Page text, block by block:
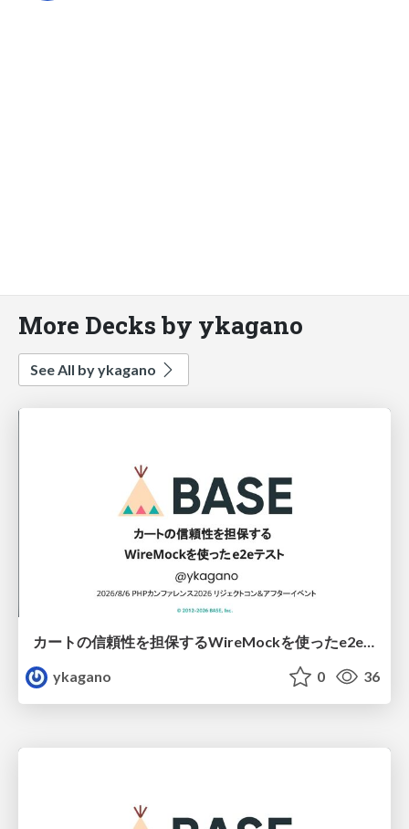
More Decks by ykagano
See All by ykagano
カートの信頼性を担保するWireMockを使ったe2eテスト
ykagano
0 36